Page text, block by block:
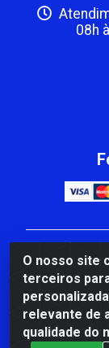
O nosso site
terceiros
relevante de
qualidade do
08h
CBP
Mauro
de